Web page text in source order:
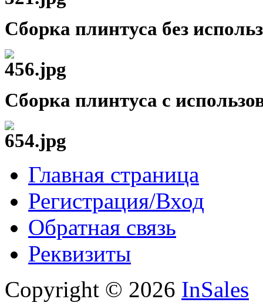
Сборка плинтуса без
Сборка плинтуса с
Главная страница
Регистрация/Вход
Обратная связь
Реквизиты
Copyright © 2026 InSales